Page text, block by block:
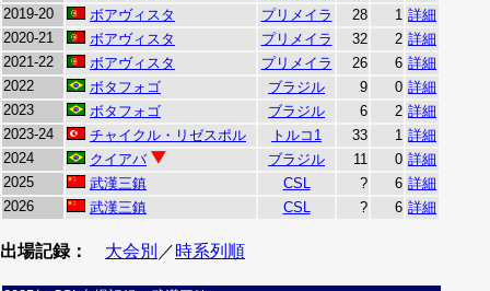
2019-20
ボアヴィスタ プリメイラ 28 1 詳細
2020-21
ボアヴィスタ プリメイラ 32 2 詳細
2021-22
ボアヴィスタ プリメイラ 26 6 詳細
2022
ボタフォゴ ブラジル 9 0 詳細
2023
ボタフォゴ ブラジル 6 2 詳細
2023-24
チャイクル・リゼスポル トルコ1 33 1 詳細
2024
クイアバ ブラジル 11 0 詳細
2025
武漢三鎮 CSL ? 6 詳細
2026
武漢三鎮 CSL ? 6 詳細
出場記録： 大会別 ／時系列順